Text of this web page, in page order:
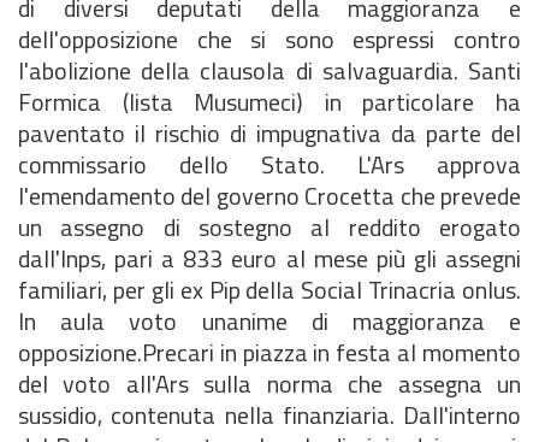
di diversi deputati della maggioranza e
dell'opposizione che si sono espressi contro
l'abolizione della clausola di salvaguardia. Santi
Formica (lista Musumeci) in particolare ha
paventato il rischio di impugnativa da parte del
commissario dello Stato. L'Ars approva
l'emendamento del governo Crocetta che prevede
un assegno di sostegno al reddito erogato
dall'Inps, pari a 833 euro al mese più gli assegni
familiari, per gli ex Pip della Social Trinacria onlus.
In aula voto unanime di maggioranza e
opposizione.Precari in piazza in festa al momento
del voto all'Ars sulla norma che assegna un
sussidio, contenuta nella finanziaria. Dall'interno